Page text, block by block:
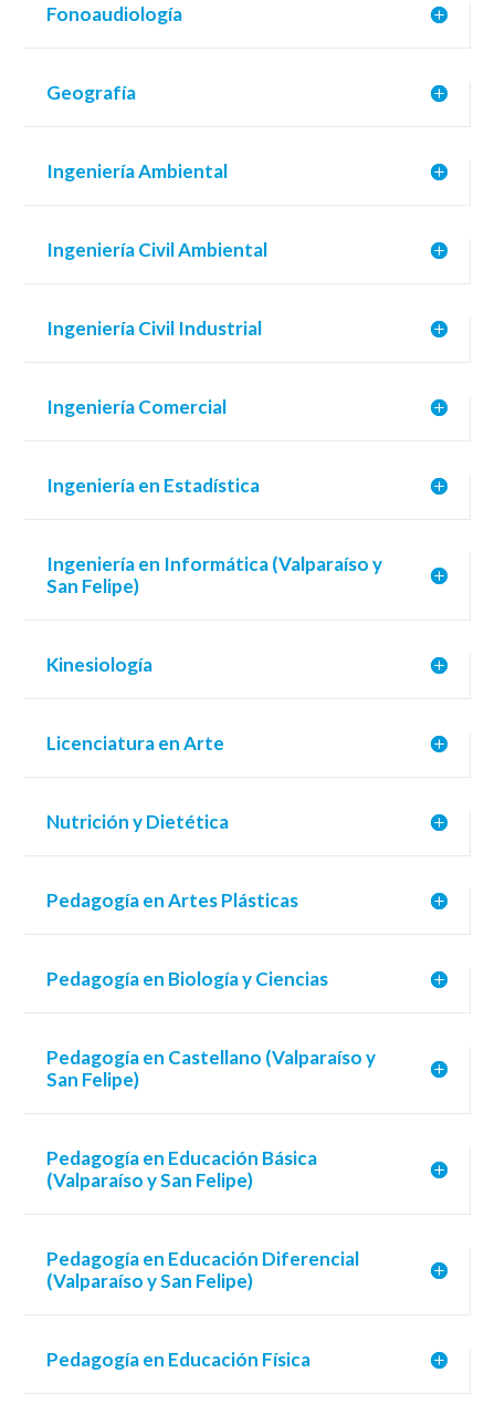
Fonoaudiología
Geografía
Ingeniería Ambiental
Ingeniería Civil Ambiental
Ingeniería Civil Industrial
Ingeniería Comercial
Ingeniería en Estadística
Ingeniería en Informática (Valparaíso y
San Felipe)
Kinesiología
Licenciatura en Arte
Nutrición y Dietética
Pedagogía en Artes Plásticas
Pedagogía en Biología y Ciencias
Pedagogía en Castellano (Valparaíso y
San Felipe)
Pedagogía en Educación Básica
(Valparaíso y San Felipe)
Pedagogía en Educación Diferencial
(Valparaíso y San Felipe)
Pedagogía en Educación Física